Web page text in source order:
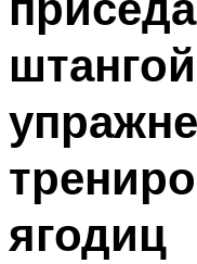
ПЛАВАНЬЕ ДЛЯ
БАССЕЙН ДЛЯ
МЕНЮ
ягодиц